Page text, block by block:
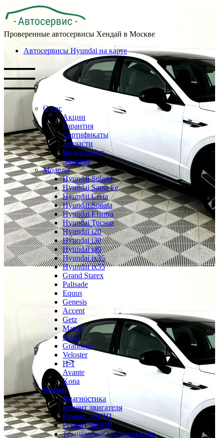
Проверенные автосервисы Хендай в Москве
Автосервисы Hyundai на карте
О нас
Акции
Гарантия
Сертификаты
Запчасти
Видео работ
Эксперт
Модели
Hyundai Solaris
Hyundai Santa Fe
Hyundai Creta
Hyundai Sonata
Hyundai Elantra
Hyundai Tucson
Hyundai i20
Hyundai i30
Hyundai i40
Hyundai ix35
Hyundai ix55
Grand Starex
Palisade
Equus
Genesis
Accent
Getz
Matrix
Staria
Grandeur
Veloster
H-1
Avante
Kona
Ремонт
Диагностика
Ремонт двигателя
Ремонт АКПП
Ремонт МКПП
Техническое обслуживание